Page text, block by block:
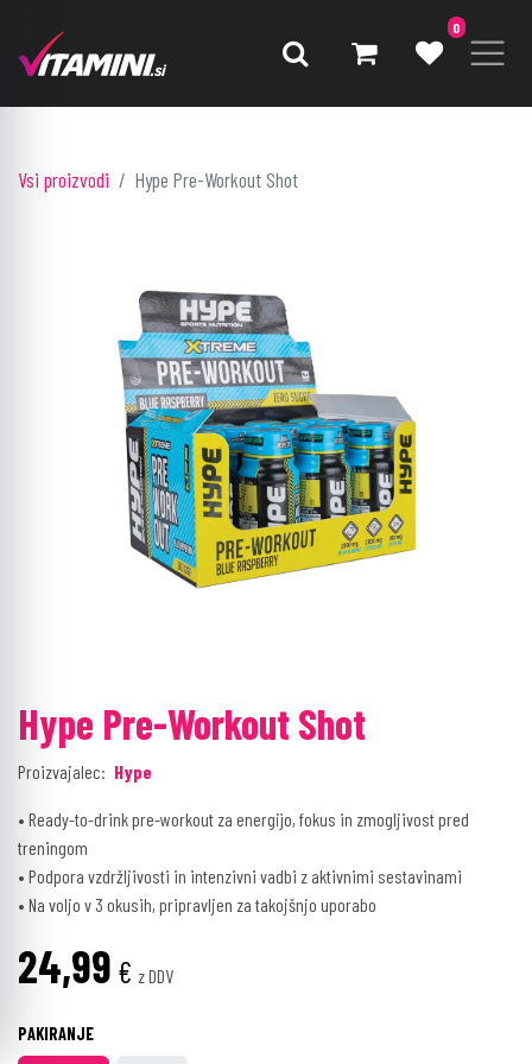
0
Vsi proizvodi Hype Pre-Workout Shot
Hype Pre-Workout Shot
Proizvajalec: Hype
• Ready-to-drink pre-workout za energijo, fokus in zmogljivost pred
treningom
• Podpora vzdržljivosti in intenzivni vadbi z aktivnimi sestavinami
• Na voljo v 3 okusih, pripravljen za takojšnjo uporabo
24,99 € z DDV
PAKIRANJE